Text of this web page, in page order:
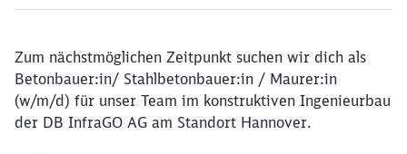
Zum nächstmöglichen Zeitpunkt suchen wir dich als
Betonbauer:in/ Stahlbetonbauer:in / Maurer:in
(w/m/d) für unser Team im konstruktiven Ingenieurbau
der DB InfraGO AG am Standort Hannover.